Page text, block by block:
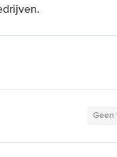
Geen